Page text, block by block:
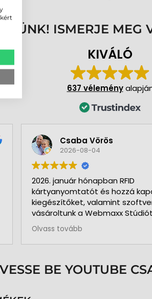
ISMERJE MEG
KIVÁLÓ
637 vélemény
Csaba Vörös
2026-08-04
2026. január hónapban RFID
kártyanyomtatót és hozzá
kiegészítőket, valamint
vásároltunk a Webmaxx
beszerzés megkezdése előtt
az igényeink szerinti típus
kiválasztásában. Minden
személyesen üzemelte be a
és a hozzá kapcsolódó
Olvass tovább
BE YOUTUBE